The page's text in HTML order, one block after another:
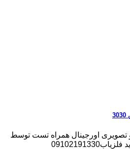
تصویری اورجینال همراه تست توسط